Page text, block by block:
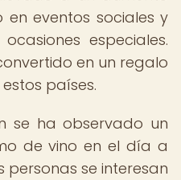
eventos sociales y
especiales.
en un regalo
países.
se ha observado un
de vino en el día a
se interesan